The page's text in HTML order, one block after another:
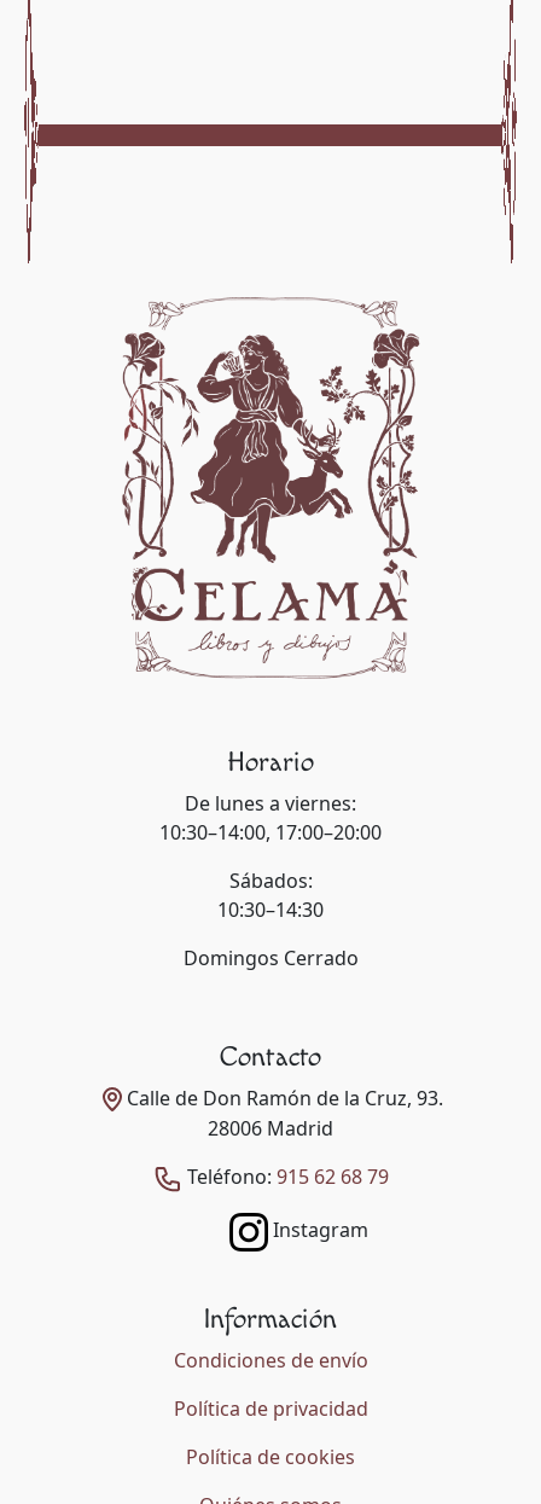
Horario
De lunes a viernes:
10:30–14:00, 17:00–20:00
Sábados:
10:30–14:30
Domingos Cerrado
Contacto
Calle de Don Ramón de la Cruz, 93.
28006 Madrid
Teléfono: 915 62 68 79
Instagram
Información
Condiciones de envío
Política de privacidad
Política de cookies